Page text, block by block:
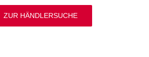
ZUR HÄNDLERSUCHE